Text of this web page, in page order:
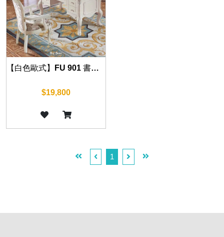
【白色歐式】FU 901 書桌 140cm
$19,800
1